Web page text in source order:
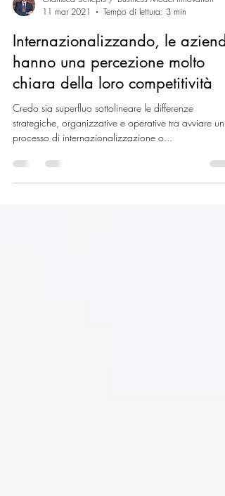
Gianluca Schepis / Business Model Innovation
11 mar 2021
Tempo di lettura: 3 min
Internazionalizzando, le aziende
hanno una percezione molto
chiara della loro competitività
Credo sia superfluo sottolineare le differenze